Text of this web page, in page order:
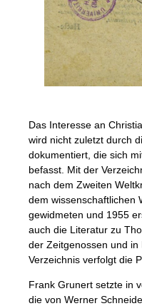
Das Interesse an
wird nicht zuletzt durch
dokumentiert, die sich
befasst. Mit der
nach dem Zweiten
dem wissenschaftlichen
gewidmeten und 1955
auch die Literatur zu
der Zeitgenossen und
Verzeichnis verfolgt die
Frank Grunert setzte in
die von Werner